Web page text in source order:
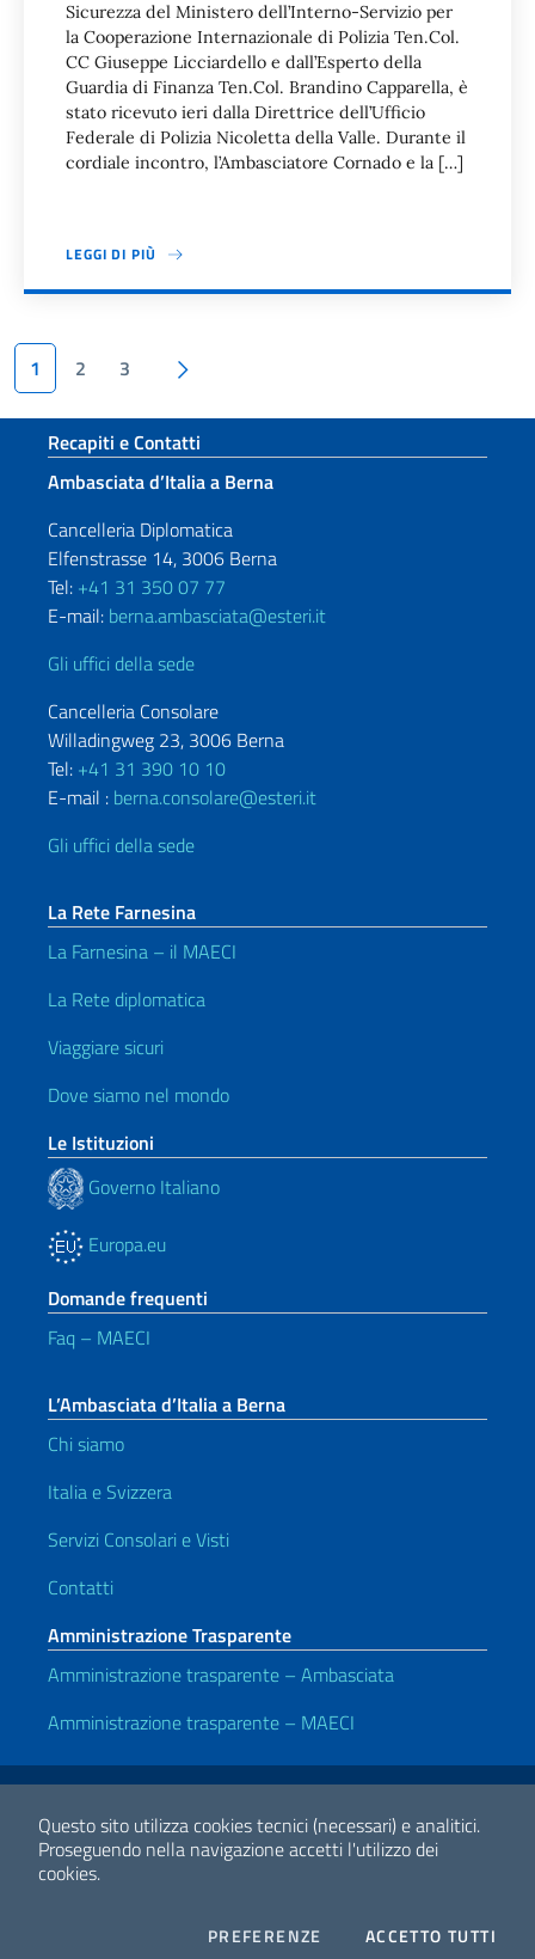
Questo sito utilizza cookies tecnici (necessari) e analitici.
Proseguendo nella navigazione accetti l'utilizzo dei
cookies.
PREFERENZE COOKIESACCETTO TUTTI
Sicurezza del Ministero dell’Interno-Servizio per
la Cooperazione Internazionale di Polizia Ten.Col.
CC Giuseppe Licciardello e dall’Esperto della
Guardia di Finanza Ten.Col. Brandino Capparella, è
stato ricevuto ieri dalla Direttrice dell’Ufficio
Federale di Polizia Nicoletta della Valle. Durante il
cordiale incontro, l’Ambasciatore Cornado e la […]
LEGGI DI PIÙ
Paginazione
1 2 3
Sezione footer
Recapiti e Contatti
Ambasciata d’Italia a Berna
Cancelleria Diplomatica
Elfenstrasse 14, 3006 Berna
Tel: +41 31 350 07 77
E-mail: berna.ambasciata@esteri.it
Gli uffici della sede
Cancelleria Consolare
Willadingweg 23, 3006 Berna
Tel: +41 31 390 10 10
E-mail : berna.consolare@esteri.it
Gli uffici della sede
La Rete Farnesina
La Farnesina – il MAECI
La Rete diplomatica
Viaggiare sicuri
Dove siamo nel mondo
Le Istituzioni
Governo Italiano
Europa.eu
Domande frequenti
Faq – MAECI
L’Ambasciata d’Italia a Berna
Chi siamo
Italia e Svizzera
Servizi Consolari e Visti
Contatti
Amministrazione Trasparente
Amministrazione trasparente – Ambasciata
Amministrazione trasparente – MAECI
Link Utili